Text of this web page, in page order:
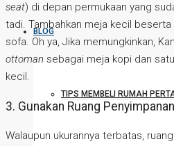
BLOG
TIPS MEMBELI RUMAH
seat) di depan permukaan yang
tadi. Tambahkan meja kecil
sofa. Oh ya, Jika memungkinkan,
ottoman sebagai meja kopi dan
kecil.
3. Gunakan Ruang
Walaupun ukurannya terbatas,